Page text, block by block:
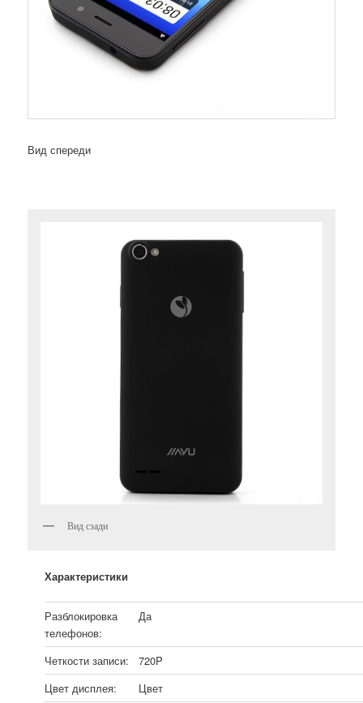
Вид спереди
Вид сзади
Характеристики
Разблокировка
телефонов:
Да
Четкости записи:
720P
Цвет дисплея:
Цвет